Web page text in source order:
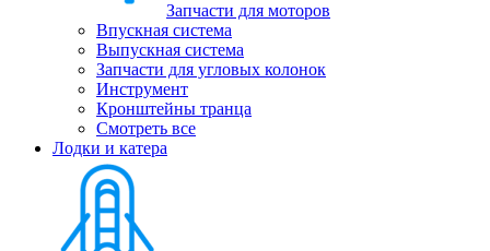
Запчасти для моторов
Впускная система
Выпускная система
Запчасти для угловых колонок
Инструмент
Кронштейны транца
Смотреть все
Лодки и катера